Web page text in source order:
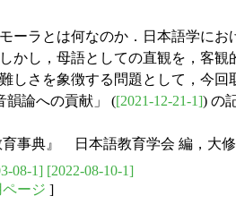
ーラとは何なのか．日本語学にお
かし，母語としての直観を，客
しさを象徴する問題として，今回
韻論への貢献」 ([2021-12-21-1]) の
事典』 日本語教育学会 編，大修
08-1] [2022-08-10-1]
ージ ]